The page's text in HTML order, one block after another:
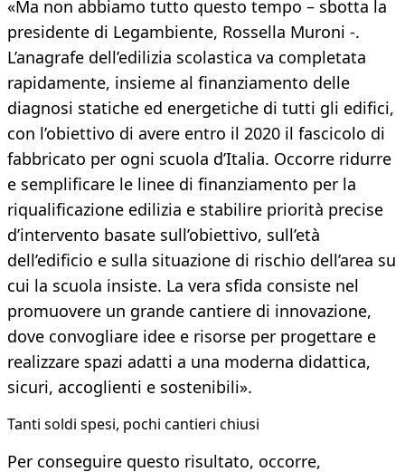
«Ma non abbiamo tutto questo tempo – sbotta la
presidente di Legambiente, Rossella Muroni -.
L’anagrafe dell’edilizia scolastica va completata
rapidamente, insieme al finanziamento delle
diagnosi statiche ed energetiche di tutti gli edifici,
con l’obiettivo di avere entro il 2020 il fascicolo di
fabbricato per ogni scuola d’Italia. Occorre ridurre
e semplificare le linee di finanziamento per la
riqualificazione edilizia e stabilire priorità precise
d’intervento basate sull’obiettivo, sull’età
dell’edificio e sulla situazione di rischio dell’area su
cui la scuola insiste. La vera sfida consiste nel
promuovere un grande cantiere di innovazione,
dove convogliare idee e risorse per progettare e
realizzare spazi adatti a una moderna didattica,
sicuri, accoglienti e sostenibili».
Tanti soldi spesi, pochi cantieri chiusi
Per conseguire questo risultato, occorre,